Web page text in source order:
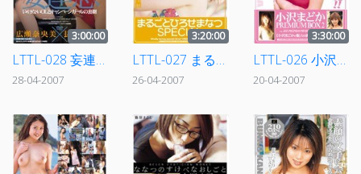
3:00:00
LTTL-028 妄連想 い・け・な・いOLとキャンペーンガールの裏側
28-04-2007
3:20:00
LTTL-027 まるごとひろせまなつSPECIAL
26-04-2007
3:30:00
LTTL-026 小沢まどか PREMIUM BOX2
20-04-2007